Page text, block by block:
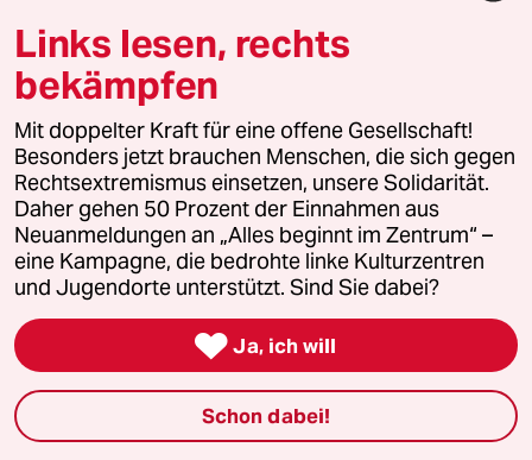
Newsletter
team zukunft
taz frisch
taz zahl ich
taz lab Infobrief
Links lesen, rechts
bekämpfen
Mit doppelter Kraft für eine offene Gesellschaft!
Besonders jetzt brauchen Menschen, die sich gegen
Rechtsextremismus einsetzen, unsere Solidarität.
Daher gehen 50 Prozent der Einnahmen aus
Neuanmeldungen an „Alles beginnt im Zentrum“ –
eine Kampagne, die bedrohte linke Kulturzentren
und Jugendorte unterstützt. Sind Sie dabei?
 Ja, ich will
Schon dabei!